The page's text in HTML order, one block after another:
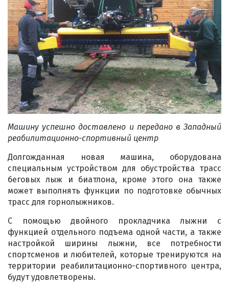
Машину успешно доставлено и передано в Западный
реабилитационно-спортивный центр
Долгожданная новая машина, оборудована
специальным устройством для обустройства трасс
беговых лыж и биатлона, кроме этого она также
может выполнять функции по подготовке обычных
трасс для горнолыжников.
С помощью двойного прокладчика лыжни с
функцией отдельного подъема одной части, а также
настройкой ширины лыжни, все потребности
спортсменов и любителей, которые тренируются на
территории реабилитационно-спортивного центра,
будут удовлетворены.